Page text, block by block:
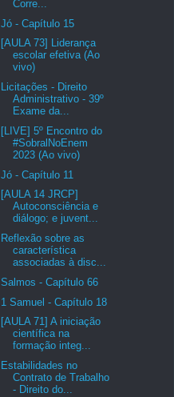
Corre...
Jó - Capítulo 15
[AULA 73] Liderança
escolar efetiva (Ao
vivo)
Licitações - Direito
Administrativo - 39º
Exame da...
[LIVE] 5º Encontro do
#SobralNoEnem
2023 (Ao vivo)
Jó - Capítulo 11
[AULA 14 JRCP]
Autoconsciência e
diálogo; e juvent...
Reflexão sobre as
característica
associadas à disc...
Salmos - Capítulo 66
1 Samuel - Capítulo 18
[AULA 71] A iniciação
científica na
formação integ...
Estabilidades no
Contrato de Trabalho
- Direito do...